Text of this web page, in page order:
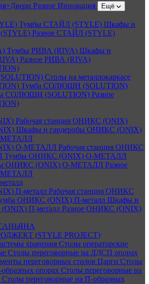
Разное Инновация Ещё
Тумбы СТАЙЛ (STYLE) Шкафы и
Разное СТАЙЛ (STYLE)
Тумбы РИВА (RIVA) Шкафы и
Разное РИВА (RIVA)
Столы на металлокаркасе
Тумба СОЛЮШН (SOLUTION)
СОЛЮШН (SOLUTION) Разное
Рабочая станция ОНИКС (ONIX)
Шкафы и гардеробы ОНИКС (ONIX)
МЕТАЛЛ
O-МЕТАЛЛ Рабочая станция ОНИКС
Тумбы ОНИКС (ONIX) O-МЕТАЛЛ
ОНИКС (ONIX) O-МЕТАЛЛ Разное
МЕТАЛЛ
П-металл Рабочая станция ОНИКС
ОНИКС (ONIX) П-металл Шкафы и
П-металл Разное ОНИКС (ONIX)
(STYLE PROJECT)
хранения Столы операторские
Столы переговорные на ЛДСП опорах
переговорных столов Царги Столы
опорах Столы переговорные на
Столы переговорные на П-образных